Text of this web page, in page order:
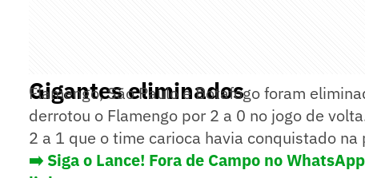
Gigantes eliminados
Flamengo, São Paulo e Botafogo foram
derrotou o Flamengo por 2 a 0 no jogo de
2 a 1 que o time carioca havia conquistado
➡️ Siga o Lance! Fora de Campo no